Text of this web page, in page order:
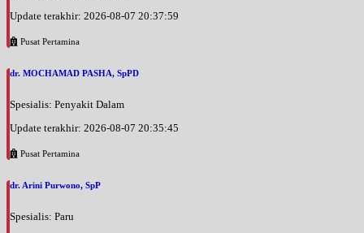
Update terakhir: 2026-08-07 20:37:59
Pusat Pertamina
dr. MOCHAMAD PASHA, SpPD
Spesialis: Penyakit Dalam
Update terakhir: 2026-08-07 20:35:45
Pusat Pertamina
dr. Arini Purwono, SpP
Spesialis: Paru